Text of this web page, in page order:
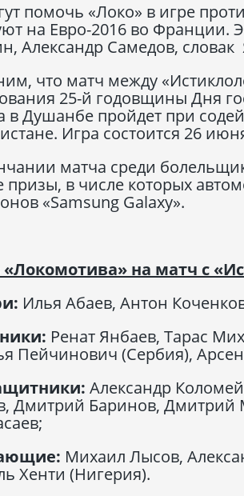
помочь «Локо» в игре
на Евро-2016 во Франции.
Александр Самедов,
что матч между
25-й годовщины Дня
в Душанбе пройдет при
Игра состоится 26
матча среди
призы, в числе которых
«Samsung Galaxy».
«Локомотива» на матч с
Илья Абаев, Антон
Ренат Янбаев, Тарас
Пейчинович (Сербия),
Александр
Дмитрий Баринов, Дмитрий
Михаил Лысов,
Хенти (Нигерия).